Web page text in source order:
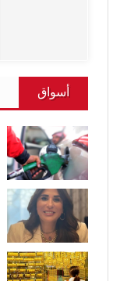
أسواق